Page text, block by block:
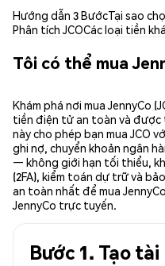
Hướng dẫn 3 BướcTại sao
Phân tích JCOCác loại tiền
Tôi có thể mua
Khám phá nơi mua JennyCo
tiền điện tử an toàn và được
này cho phép bạn mua JCO
ghi nợ, chuyển khoản ngân
— không giới hạn tối thiểu,
(2FA), kiểm toán dự trữ và
an toàn nhất để mua
JennyCo trực tuyến.
Bước 1. Tạo